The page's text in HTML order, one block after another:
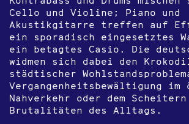
Cello und Violine; Piano und
Akustikgitarre treffen auf
ein sporadisch eingesetztes
ein betagtes Casio. Die
widmen sich dabei den
städtischer
Vergangenheitsbewältigung
Nahverkehr oder dem
Brutalitäten des Alltags.